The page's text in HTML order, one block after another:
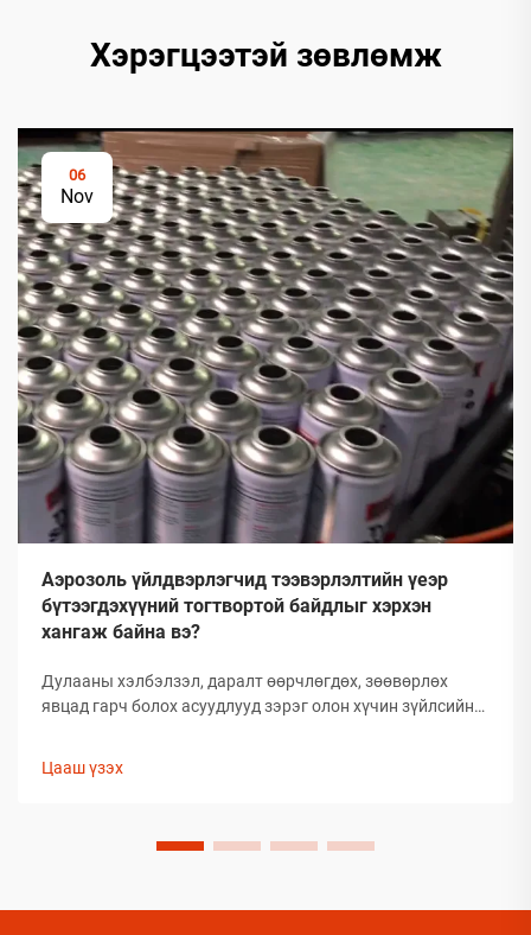
Хэрэгцээтэй зөвлөмж
06
Nov
Аэрозоль үйлдвэрлэгчид тээвэрлэлтийн үеэр
бүтээгдэхүүний тогтвортой байдлыг хэрхэн
хангаж байна вэ?
Дулааны хэлбэлзэл, даралт өөрчлөгдөх, зөөвөрлөх
явцад гарч болох асуудлууд зэрэг олон хүчин зүйлсийн
байдлыг хадгалахад тооless дундаа сорилтуудтай
арга хэмжээ авах шаардлагатай.
Цааш үзэх